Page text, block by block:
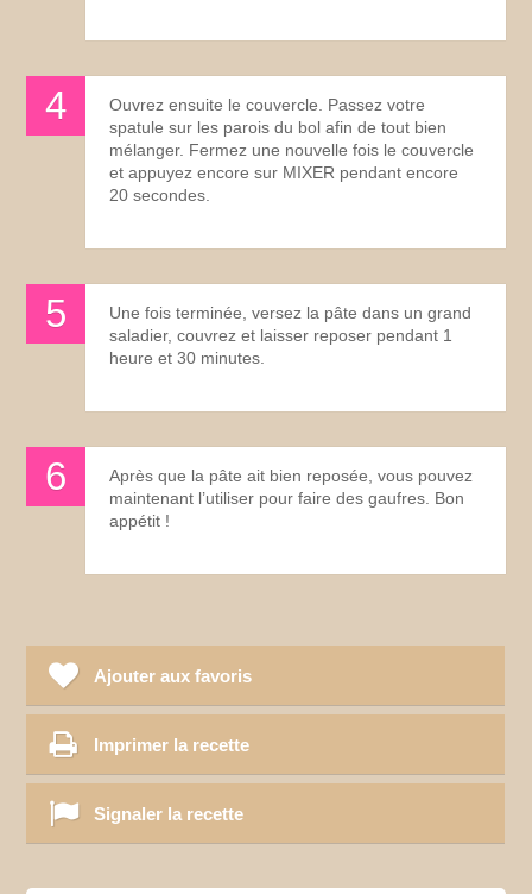
Ouvrez ensuite le couvercle. Passez votre
spatule sur les parois du bol afin de tout bien
mélanger. Fermez une nouvelle fois le couvercle
et appuyez encore sur MIXER pendant encore
20 secondes.
Une fois terminée, versez la pâte dans un grand
saladier, couvrez et laisser reposer pendant 1
heure et 30 minutes.
Après que la pâte ait bien reposée, vous pouvez
maintenant l’utiliser pour faire des gaufres. Bon
appétit !
Ajouter aux favoris
Imprimer la recette
Signaler la recette